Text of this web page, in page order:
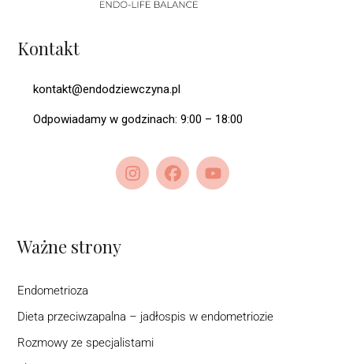
Kontakt
kontakt@endodziewczyna.pl
Odpowiadamy w godzinach: 9:00 – 18:00
Ważne strony
Endometrioza
Dieta przeciwzapalna – jadłospis w endometriozie
Rozmowy ze specjalistami